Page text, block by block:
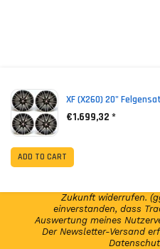
XF (X260) 20"
€1.699,32 *
ADD TO CARTAbonniere jetzt unseren
Mail regelmäßig Infos
Zukunft widerrufen.
einverstanden, dass
Auswertung meines
Der Newsletter-Versand